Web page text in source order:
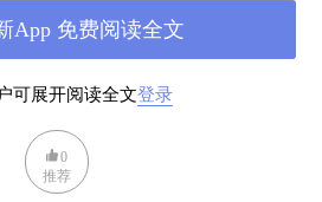
自愿减排量等法律创设的概念
管，需要物权法作为支撑。就
法（试行）》以及若干规范性
易法律体系，这就需要以绿色
可展开阅读全文登录
App 免费阅读全文
0
推荐